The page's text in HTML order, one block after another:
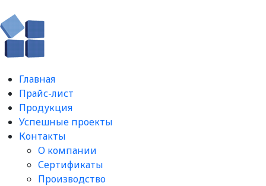
Главная
Прайс-лист
Продукция
Успешные проекты
Контакты
О компании
Сертификаты
Производство